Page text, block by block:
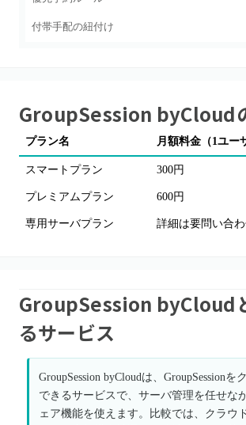
付帯手配の紐付け
GroupSession byCloud
プラン名 月額料金（1ユー
スマートプラン 300円
プレミアムプラン 600円
専用サーバプラン 詳細は要問い合
GroupSession byCloud
るサービス
GroupSession byCloudは、GroupSessionを
できるサービスで、サーバ管理を任せな
ェア機能を使えます。比較では、クラウ